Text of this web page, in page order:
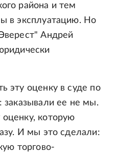
района и тем
в эксплуатацию. Но
Андрей
эту оценку в суде по
заказывали ее не мы.
которую
И мы это сделали:
торгово-